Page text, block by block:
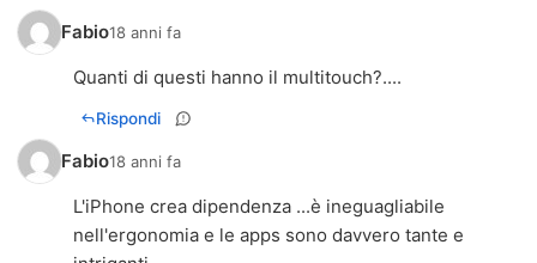
Fabio18 anni fa
Quanti di questi hanno il multitouch?....
Rispondi
Fabio18 anni fa
L'iPhone crea dipendenza ...è ineguagliabile
nell'ergonomia e le apps sono davvero tante e